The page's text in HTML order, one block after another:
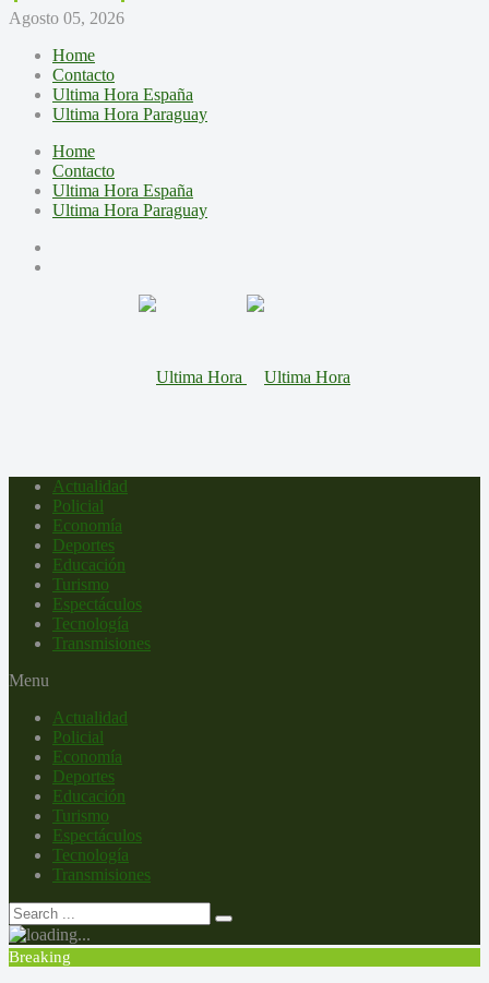
Agosto 05, 2026
Home
Contacto
Ultima Hora España
Ultima Hora Paraguay
Home
Contacto
Ultima Hora España
Ultima Hora Paraguay
Actualidad
Policial
Economía
Deportes
Educación
Turismo
Espectáculos
Tecnología
Transmisiones
Menu
Actualidad
Policial
Economía
Deportes
Educación
Turismo
Espectáculos
Tecnología
Transmisiones
Breaking